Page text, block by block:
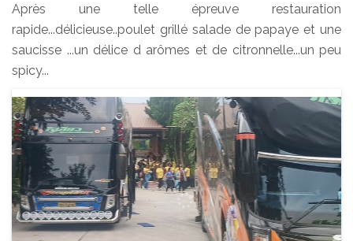
Après une telle épreuve restauration
rapide...délicieuse..poulet grillé salade de papaye et une
saucisse ...un délice d arômes et de citronnelle...un peu
spicy...